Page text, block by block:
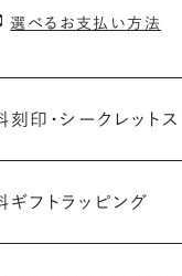
選べるお支払い方法
刻印・ シークレット
メッセージ：アルフ
ギフトラッピング